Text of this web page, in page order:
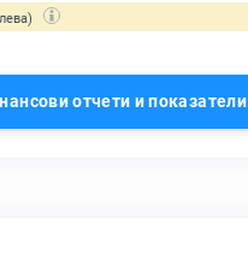
отчети и показатели